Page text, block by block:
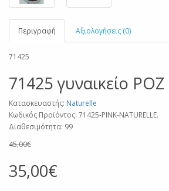
Περιγραφή Αξιολογήσεις (0)
71425
71425 γυναικείο ΡΟΖ
Κατασκευαστής: Naturelle
Κωδικός Προϊόντος: 71425-PINK-NATURELLE.
Διαθεσιμότητα: 99
45,00€
35,00€